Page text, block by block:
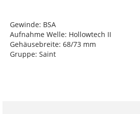
Gewinde: BSA
Aufnahme Welle: Hollowtech II
Gehäusebreite: 68/73 mm
Gruppe: Saint